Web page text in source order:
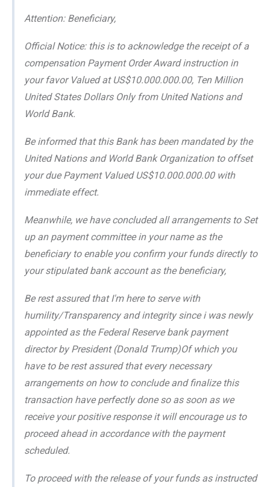
Attention: Beneficiary,
Official Notice: this is to acknowledge the receipt of a
compensation Payment Order Award instruction in
your favor Valued at US$10.000.000.00, Ten Million
United States Dollars Only from United Nations and
World Bank.
Be informed that this Bank has been mandated by the
United Nations and World Bank Organization to offset
your due Payment Valued US$10.000.000.00 with
immediate effect.
Meanwhile, we have concluded all arrangements to Set
up an payment committee in your name as the
beneficiary to enable you confirm your funds directly to
your stipulated bank account as the beneficiary,
Be rest assured that I'm here to serve with
humility/Transparency and integrity since i was newly
appointed as the Federal Reserve bank payment
director by President (Donald Trump)Of which you
have to be rest assured that every necessary
arrangements on how to conclude and finalize this
transaction have perfectly done so as soon as we
receive your positive response it will encourage us to
proceed ahead in accordance with the payment
scheduled.
To proceed with the release of your funds as instructed